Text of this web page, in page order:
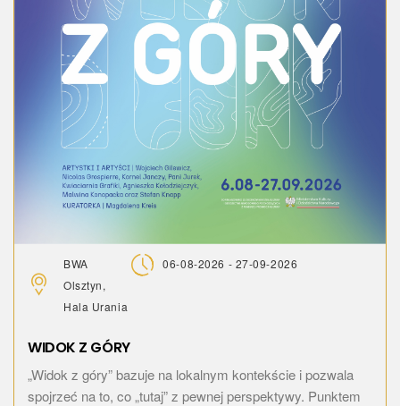
BWA
Olsztyn,
Hala Urania
06-08-2026 - 27-09-2026
WIDOK Z GÓRY
„Widok z góry” bazuje na lokalnym kontekście i pozwala
spojrzeć na to, co „tutaj” z pewnej perspektywy. Punktem